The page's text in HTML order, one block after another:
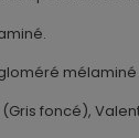
foncé),